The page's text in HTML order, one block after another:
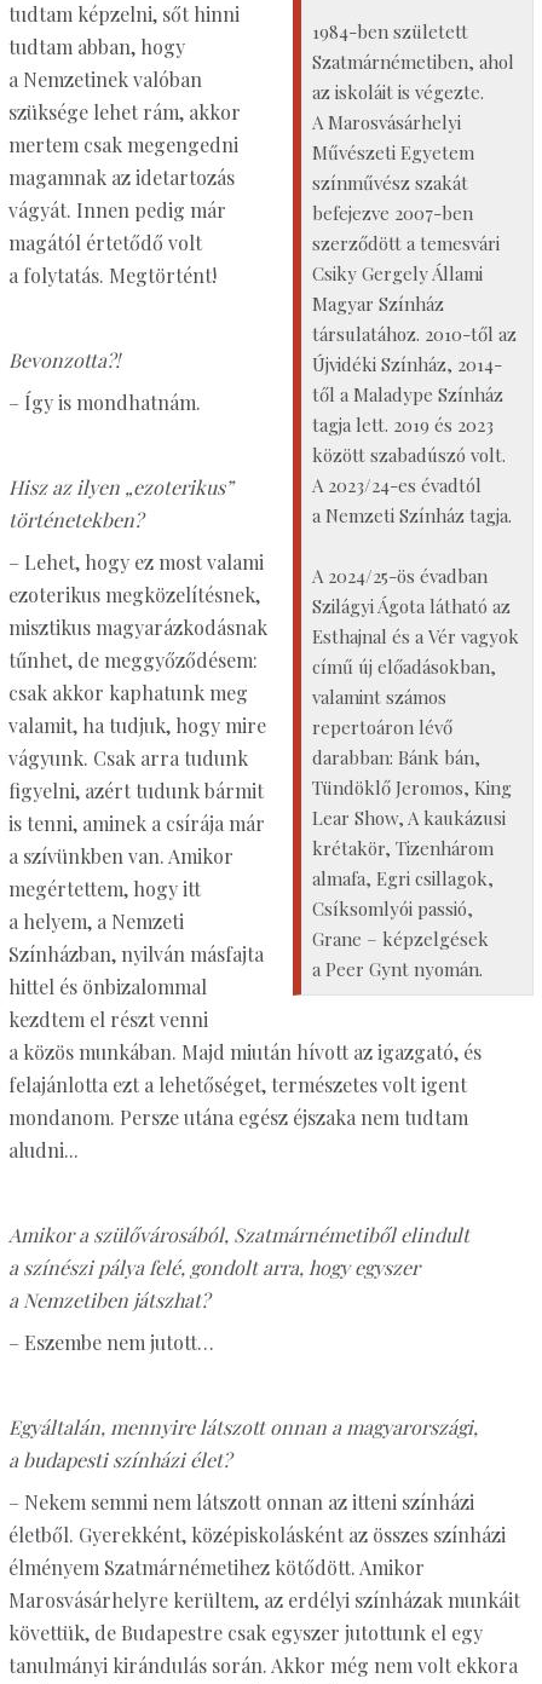
1984-ben született
Szatmárnémetiben, ahol
az iskoláit is végezte.
A Marosvásárhelyi
Művészeti Egyetem
színművész szakát
befejezve 2007-ben
szerződött a temesvári
Csiky Gergely Állami
Magyar Színház
társulatához. 2010-től az
Újvidéki Színház, 2014-
től a Maladype Színház
tagja lett. 2019 és 2023
között szabadúszó volt.
A 2023/24-es évadtól
a Nemzeti Színház tagja.
A 2024/25-ös évadban
Szilágyi Ágota látható az
Esthajnal és a Vér vagyok
című új előadásokban,
valamint számos
repertoáron lévő
darabban: Bánk bán,
Tündöklő Jeromos, King
Lear Show, A kaukázusi
krétakör, Tizenhárom
almafa, Egri csillagok,
Csíksomlyói passió,
Grane – képzelgések
a Peer Gynt nyomán.
tudtam képzelni, sőt hinni
tudtam abban, hogy
a Nemzetinek valóban
szüksége lehet rám, akkor
mertem csak megengedni
magamnak az idetartozás
vágyát. Innen pedig már
magától értetődő volt
a folytatás. Megtörtént!
Bevonzotta?!
– Így is mondhatnám.
Hisz az ilyen „ezoterikus”
történetekben?
– Lehet, hogy ez most valami
ezoterikus megközelítésnek,
misztikus magyarázkodásnak
tűnhet, de meggyőződésem:
csak akkor kaphatunk meg
valamit, ha tudjuk, hogy mire
vágyunk. Csak arra tudunk
figyelni, azért tudunk bármit
is tenni, aminek a csírája már
a szívünkben van. Amikor
megértettem, hogy itt
a helyem, a Nemzeti
Színházban, nyilván másfajta
hittel és önbizalommal
kezdtem el részt venni
a közös munkában. Majd miután hívott az igazgató, és
felajánlotta ezt a lehetőséget, természetes volt igent
mondanom. Persze utána egész éjszaka nem tudtam
aludni...
Amikor a szülővárosából, Szatmárnémetiből elindult
a színészi pálya felé, gondolt arra, hogy egyszer
a Nemzetiben játszhat?
– Eszembe nem jutott…
Egyáltalán, mennyire látszott onnan a magyarországi,
a budapesti színházi élet?
– Nekem semmi nem látszott onnan az itteni színházi
életből. Gyerekként, középiskolásként az összes színházi
élményem Szatmárnémetihez kötődött. Amikor
Marosvásárhelyre kerültem, az erdélyi színházak munkáit
követtük, de Budapestre csak egyszer jutottunk el egy
tanulmányi kirándulás során. Akkor még nem volt ekkora